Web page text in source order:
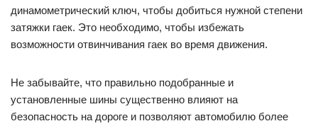
динамометрический ключ, чтобы добиться нужной степени
затяжки гаек. Это необходимо, чтобы избежать
возможности отвинчивания гаек во время движения.
Не забывайте, что правильно подобранные и
установленные шины существенно влияют на
безопасность на дороге и позволяют автомобилю более